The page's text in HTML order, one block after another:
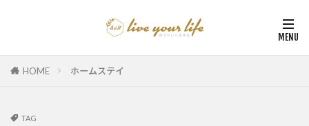
HOME ホームステイ
TAG